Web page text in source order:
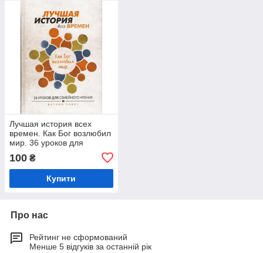
Лучшая история всех
времен. Как Бог возлюбил
мир. 36 уроков для
Ветхого Завета
100 ₴
Купити
Про нас
Рейтинг не сформований
Менше 5 відгуків за останній рік